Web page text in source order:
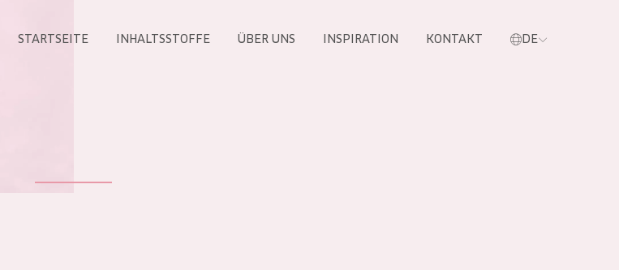
STARTSEITE INHALTSSTOFFE ÜBER UNS INSPIRATION KONTAKT DE